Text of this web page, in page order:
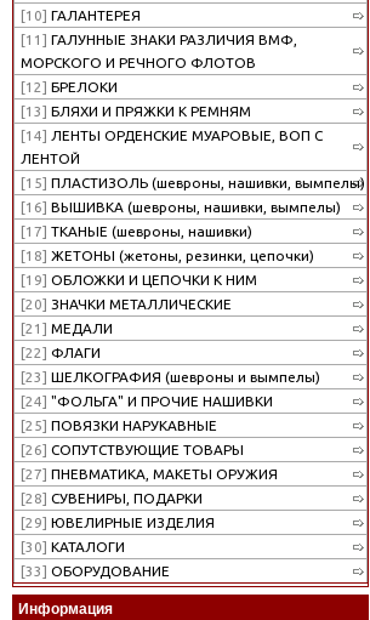
[10] ГАЛАНТЕРЕЯ
[11] ГАЛУННЫЕ ЗНАКИ РАЗЛИЧИЯ ВМФ,
МОРСКОГО И РЕЧНОГО ФЛОТОВ
[12] БРЕЛОКИ
[13] БЛЯХИ И ПРЯЖКИ К РЕМНЯМ
[14] ЛЕНТЫ ОРДЕНСКИЕ МУАРОВЫЕ, ВОП С
ЛЕНТОЙ
[15] ПЛАСТИЗОЛЬ (шевроны, нашивки, вымпелы)
[16] ВЫШИВКА (шевроны, нашивки, вымпелы)
[17] ТКАНЫЕ (шевроны, нашивки)
[18] ЖЕТОНЫ (жетоны, резинки, цепочки)
[19] ОБЛОЖКИ И ЦЕПОЧКИ К НИМ
[20] ЗНАЧКИ МЕТАЛЛИЧЕСКИЕ
[21] МЕДАЛИ
[22] ФЛАГИ
[23] ШЕЛКОГРАФИЯ (шевроны и вымпелы)
[24] "ФОЛЬГА" И ПРОЧИЕ НАШИВКИ
[25] ПОВЯЗКИ НАРУКАВНЫЕ
[26] СОПУТСТВУЮЩИЕ ТОВАРЫ
[27] ПНЕВМАТИКА, МАКЕТЫ ОРУЖИЯ
[28] СУВЕНИРЫ, ПОДАРКИ
[29] ЮВЕЛИРНЫЕ ИЗДЕЛИЯ
[30] КАТАЛОГИ
[33] ОБОРУДОВАНИЕ
Информация